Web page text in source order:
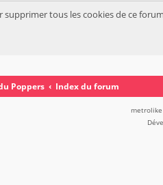
supprimer tous les cookies de ce
Poppers Index du forum